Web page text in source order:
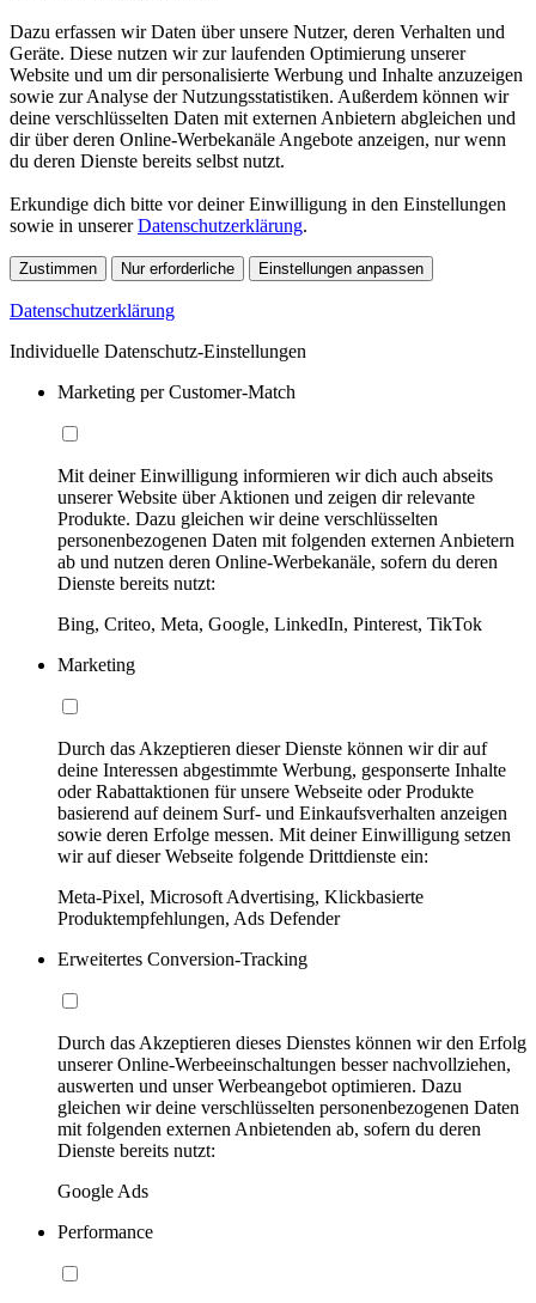
Dazu erfassen wir Daten über unsere Nutzer, deren Verhalten und
Geräte. Diese nutzen wir zur laufenden Optimierung unserer
Website und um dir personalisierte Werbung und Inhalte anzuzeigen
sowie zur Analyse der Nutzungsstatistiken. Außerdem können wir
deine verschlüsselten Daten mit externen Anbietern abgleichen und
dir über deren Online-Werbekanäle Angebote anzeigen, nur wenn
du deren Dienste bereits selbst nutzt.
Erkundige dich bitte vor deiner Einwilligung in den Einstellungen
sowie in unsererDatenschutzerklärung.
Zustimmen Nur erforderliche Einstellungen anpassen
Datenschutzerklärung
Individuelle Datenschutz-Einstellungen
Marketing per Customer-Match
Mit deiner Einwilligung informieren wir dich auch abseits
unserer Website über Aktionen und zeigen dir relevante
Produkte. Dazu gleichen wir deine verschlüsselten
personenbezogenen Daten mit folgenden externen Anbietern
ab und nutzen deren Online-Werbekanäle, sofern du deren
Dienste bereits nutzt:
Bing, Criteo, Meta, Google, LinkedIn, Pinterest, TikTok
Marketing
Durch das Akzeptieren dieser Dienste können wir dir auf
deine Interessen abgestimmte Werbung, gesponserte Inhalte
oder Rabattaktionen für unsere Webseite oder Produkte
basierend auf deinem Surf- und Einkaufsverhalten anzeigen
sowie deren Erfolge messen. Mit deiner Einwilligung setzen
wir auf dieser Webseite folgende Drittdienste ein:
Meta-Pixel, Microsoft Advertising, Klickbasierte
Produktempfehlungen, Ads Defender
Erweitertes Conversion-Tracking
Durch das Akzeptieren dieses Dienstes können wir den Erfolg
unserer Online-Werbeeinschaltungen besser nachvollziehen,
auswerten und unser Werbeangebot optimieren. Dazu
gleichen wir deine verschlüsselten personenbezogenen Daten
mit folgenden externen Anbietenden ab, sofern du deren
Dienste bereits nutzt:
Google Ads
Performance